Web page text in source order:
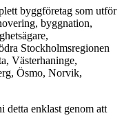
byggföretag som utför
byggnation,
Stockholmsregionen
Västerhaninge,
Ösmo, Norvik,
enklast genom att